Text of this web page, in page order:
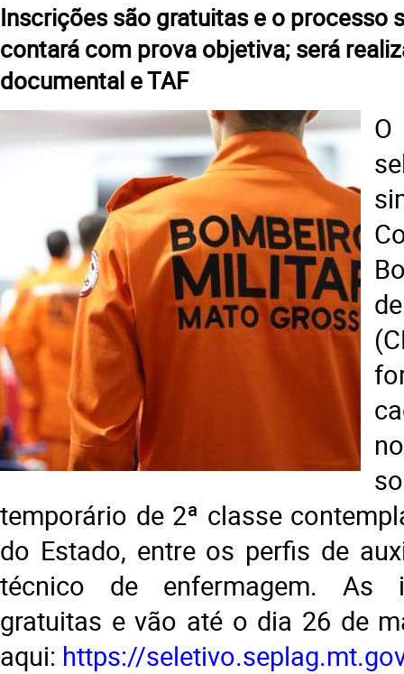
​Inscrições são gratuitas e o processo
contará com prova objetiva; será
documental e TAF
temporário de 2ª classe
do Estado, entre os perfis de
técnico de enfermagem. As
gratuitas e vão até o dia 26 de
aqui: https://